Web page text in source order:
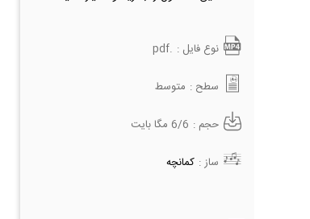
نوع فایل : .pdf
سطح : متوسط
حجم : 6/6 مگا بایت
ساز : کمانچه